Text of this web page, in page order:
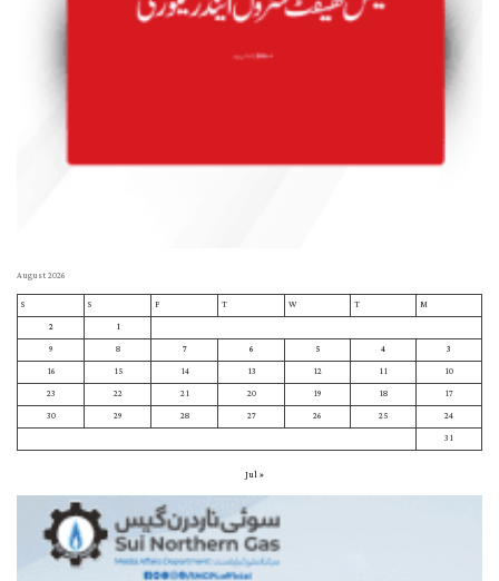
August 2026
M
T
W
T
F
S
S
1
2
3
4
5
6
7
8
9
10
11
12
13
14
15
16
17
18
19
20
21
22
23
24
25
26
27
28
29
30
31
« Jul